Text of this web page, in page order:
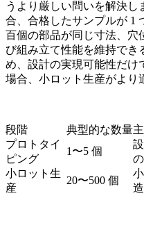
うより厳しい問いを解決
合、合格したサンプルが 1
百個の部品が同じ寸法、穴
び組み立て性能を維持でき
め、設計の実現可能性だけ
場合、小ロット生産がより
段階 典型的な数量
プロトタイ
ピング
1〜5 個
小ロット生
産
20〜500 個